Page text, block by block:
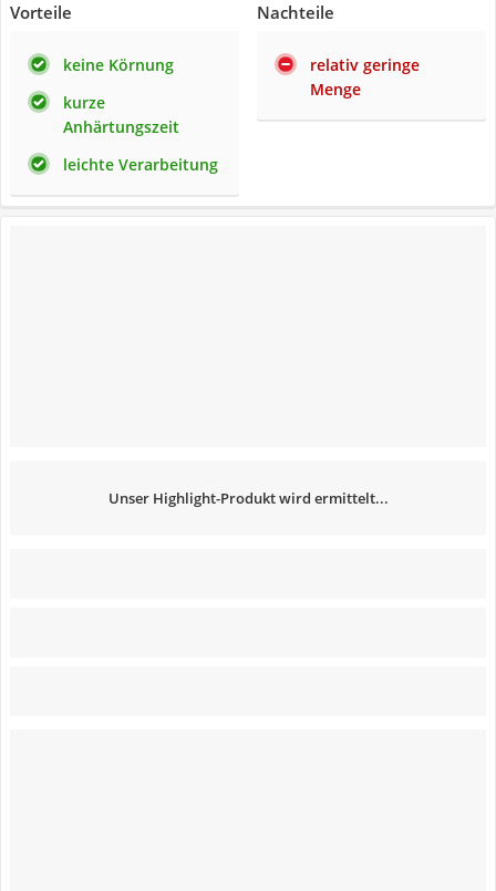
Vorteile
keine Körnung
kurze
Anhärtungszeit
leichte Verarbeitung
Nachteile
relativ geringe
Menge
Unser Highlight-Produkt wird ermittelt...